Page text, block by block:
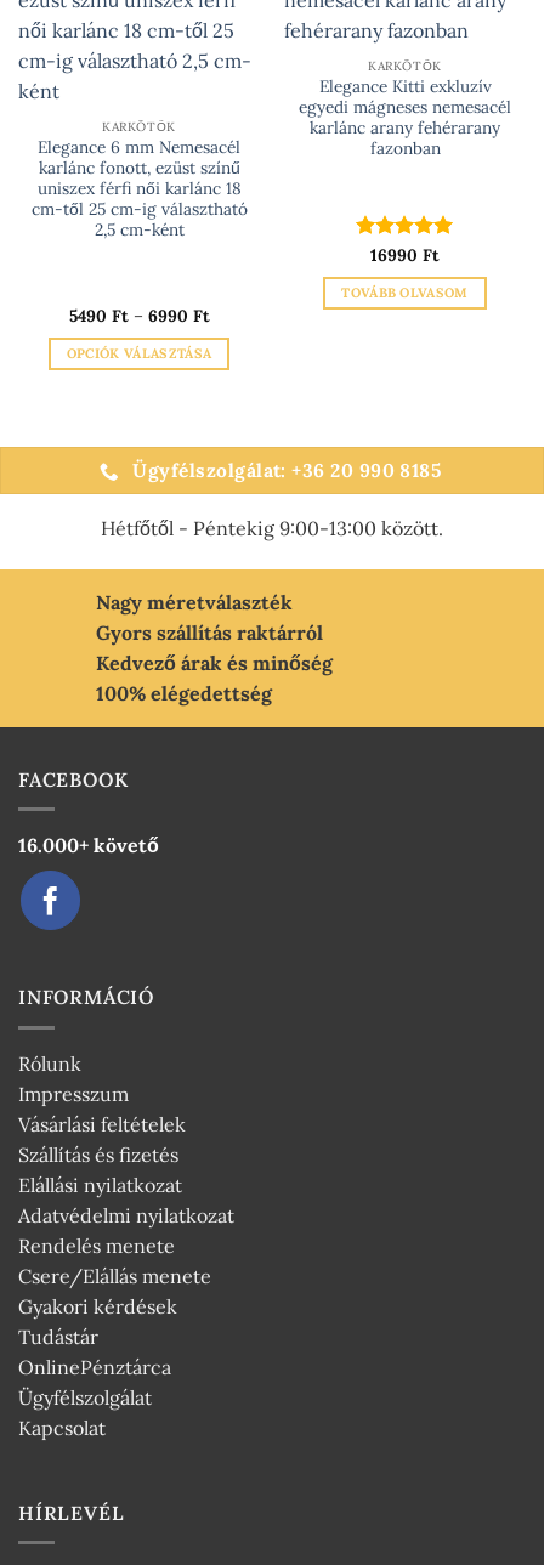
KARKÖTŐK
Elegance 6 mm Nemesacél
karlánc fonott, ezüst színű
uniszex férfi női karlánc 18
cm-től 25 cm-ig választható
2,5 cm-ként
5490 Ft – 6990 FtÁrtartomány:
-
6990 Ft
OPCIÓK VÁLASZTÁSA
több
variációja
A
termékoldalon
választhatók
ki
KARKÖTŐK
Elegance Kitti exkluzív
egyedi mágneses nemesacél
karlánc arany fehérarany
fazonban
Értékelés:
/ 5
16990 Ft
TOVÁBB OLVASOM
Ügyfélszolgálat: +36 20 990 8185
Hétfőtől - Péntekig 9:00-13:00 között.
Nagy méretválaszték
Gyors szállítás raktárról
Kedvező árak és minőség
100% elégedettség
FACEBOOK
16.000+ követő
INFORMÁCIÓ
Rólunk
Impresszum
Vásárlási feltételek
Szállítás és fizetés
Elállási nyilatkozat
Adatvédelmi nyilatkozat
Rendelés menete
Csere/Elállás menete
Gyakori kérdések
Tudástár
OnlinePénztárca
Ügyfélszolgálat
Kapcsolat
HÍRLEVÉL